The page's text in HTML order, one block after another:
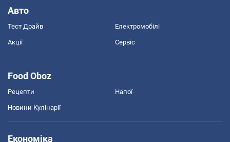
Авто
Тест Драйв Електромобілі
Акції Сервіс
Food Oboz
Рецепти Напої
Новини Кулінарії
Економіка